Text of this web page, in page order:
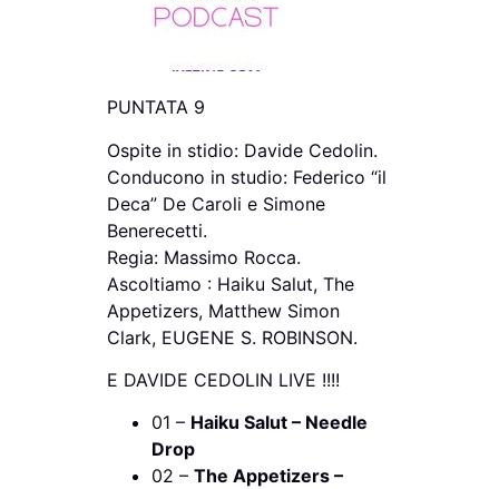
PUNTATA 9
Ospite in stidio: Davide Cedolin.
Conducono in studio: Federico “il
Deca” De Caroli e Simone
Benerecetti.
Regia: Massimo Rocca.
Ascoltiamo : Haiku Salut, The
Appetizers, Matthew Simon
Clark, EUGENE S. ROBINSON.
E DAVIDE CEDOLIN LIVE !!!!
01 – Haiku Salut – Needle
Drop
02 – The Appetizers –